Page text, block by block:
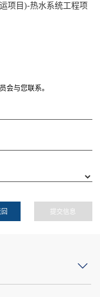
项目)-热水系统工程项
会与您联系。
提交信息